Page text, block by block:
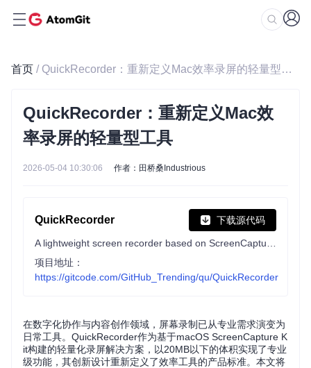
首页 / QuickRecorder：重新定义Mac效率录屏的轻量型工具
QuickRecorder：重新定义Mac效
率录屏的轻量型工具
2026-05-04 10:30:06 作者：田桥桑Industrious
QuickRecorder 下载源代码
项目地址：
https://gitcode.com/GitHub_Trending/qu/QuickRecorder
在数字化协作与内容创作领域，屏幕录制已从专业需求演变为
日常工具。QuickRecorder作为基于macOS ScreenCapture K
it构建的轻量化录屏解决方案，以20MB以下的体积实现了专业
级功能，其创新设计重新定义了效率工具的产品标准。本文将